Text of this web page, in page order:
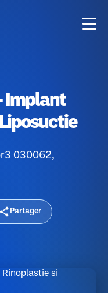
Implant
030062,
Partager